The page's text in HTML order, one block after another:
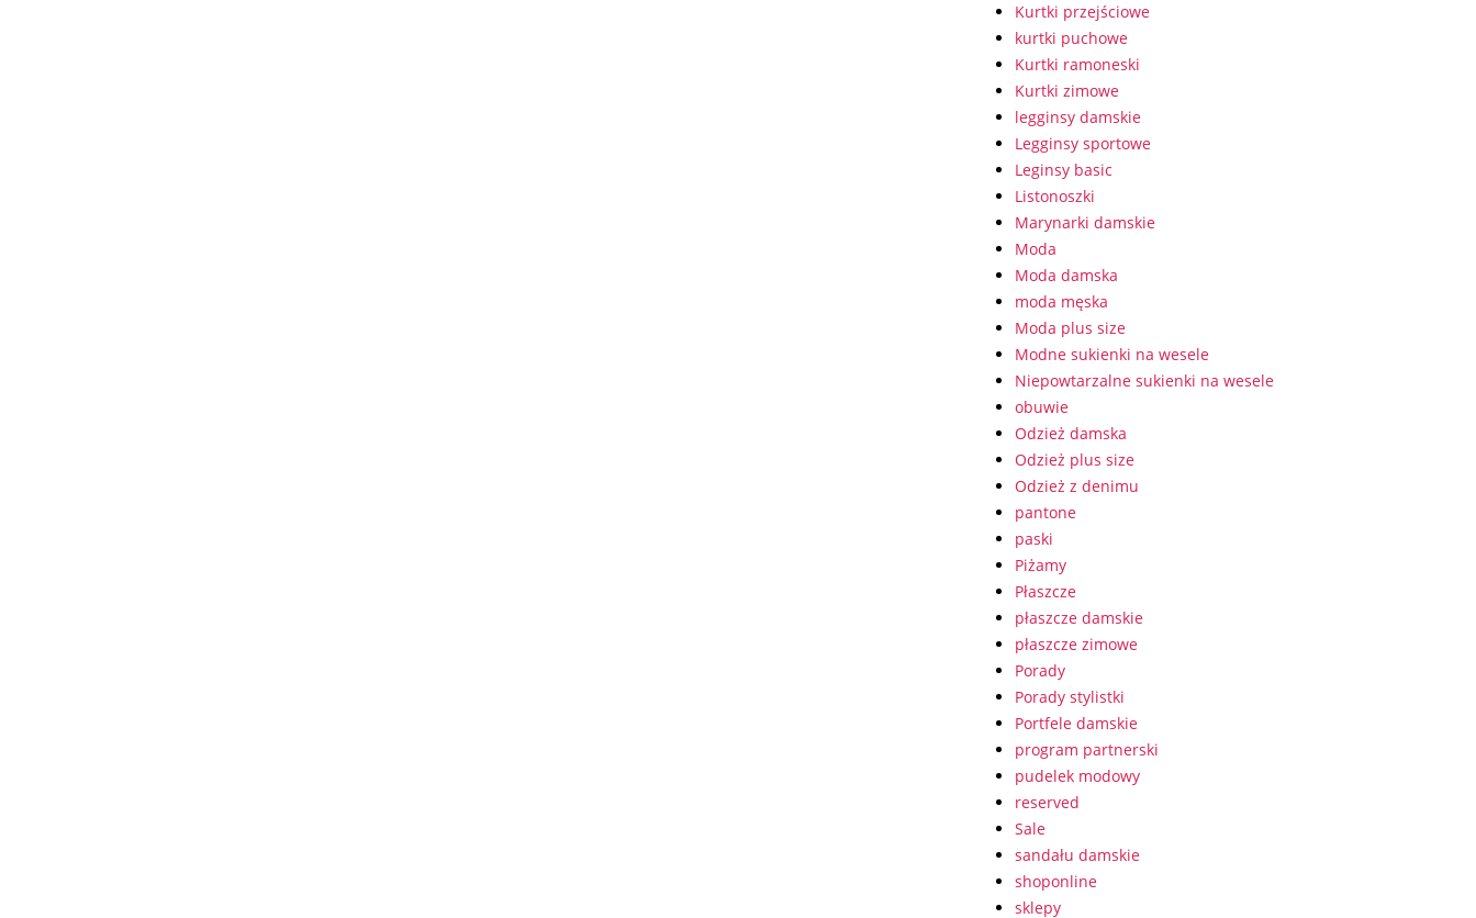
Kurtki przejściowe
kurtki puchowe
Kurtki ramoneski
Kurtki zimowe
legginsy damskie
Legginsy sportowe
Leginsy basic
Listonoszki
Marynarki damskie
Moda
Moda damska
moda męska
Moda plus size
Modne sukienki na wesele
Niepowtarzalne sukienki na wesele
obuwie
Odzież damska
Odzież plus size
Odzież z denimu
pantone
paski
Piżamy
Płaszcze
płaszcze damskie
płaszcze zimowe
Porady
Porady stylistki
Portfele damskie
program partnerski
pudelek modowy
reserved
Sale
sandału damskie
shoponline
sklepy